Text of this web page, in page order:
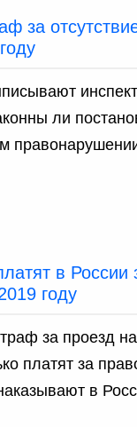
за
ли
в России
году
за проезд
платят за
в